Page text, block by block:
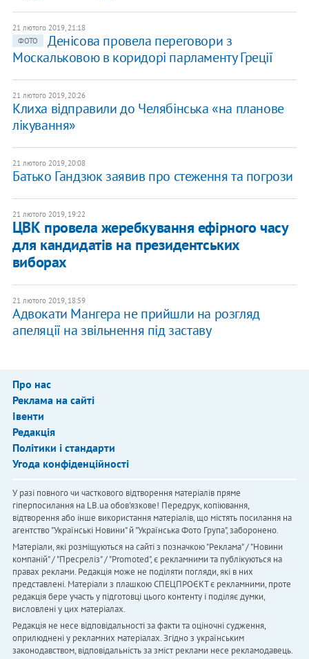
21 лютого 2019, 21:18
ФОТО
Денісова провела переговори з
Москальковою в коридорі парламенту Греції
21 лютого 2019, 20:26
Клиха відправили до Челябінська «на планове
лікування»
21 лютого 2019, 20:08
Батько Гандзюк заявив про стеження та погрози
21 лютого 2019, 19:22
ЦВК провела жеребкування ефірного часу
для кандидатів на президентських
виборах
21 лютого 2019, 18:59
Адвокати Мангера не прийшли на розгляд
апеляції на звільнення під заставу
Про нас
Реклама на сайті
Івенти
Редакція
Політики і стандарти
Угода конфіденційності
У разі повного чи часткового відтворення матеріалів пряме
гіперпосилання на LB.ua обов'язкове! Передрук, копіювання,
відтворення або інше використання матеріалів, що містять посилання на
агентство "Українськi Новини" й "Українська Фото Група", заборонено.
Матеріали, які розміщуються на сайті з позначкою "Реклама" / "Новини
компаній" / "Пресреліз" / "Promoted", є рекламними та публікуються на
правах реклами. Редакція може не поділяти погляди, які в них
представлені. Матеріали з плашкою СПЕЦПРОЄКТ є рекламними, проте
редакція бере участь у підготовці цього контенту і поділяє думки,
висловлені у цих матеріалах.
Редакція не несе відповідальності за факти та оціночні судження,
оприлюднені у рекламних матеріалах. Згідно з українським
законодавством, відповідальність за зміст реклами несе рекламодавець.